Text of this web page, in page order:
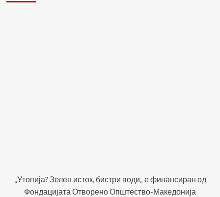
„Утопија? Зелен исток, бистри води„ е финансиран од
Фондацијата Отворено Општество-Македонија